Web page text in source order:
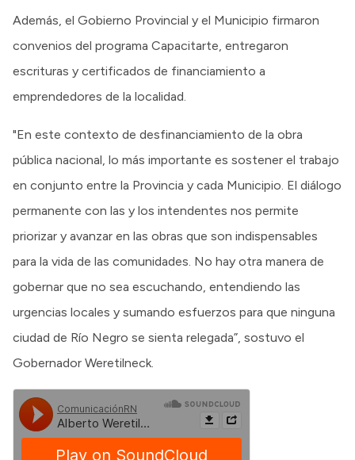
Además, el Gobierno Provincial y el Municipio firmaron
convenios del programa Capacitarte, entregaron
escrituras y certificados de financiamiento a
emprendedores de la localidad.
"En este contexto de desfinanciamiento de la obra
pública nacional, lo más importante es sostener el trabajo
en conjunto entre la Provincia y cada Municipio. El diálogo
permanente con las y los intendentes nos permite
priorizar y avanzar en las obras que son indispensables
para la vida de las comunidades. No hay otra manera de
gobernar que no sea escuchando, entendiendo las
urgencias locales y sumando esfuerzos para que ninguna
ciudad de Río Negro se sienta relegada”, sostuvo el
Gobernador Weretilneck.